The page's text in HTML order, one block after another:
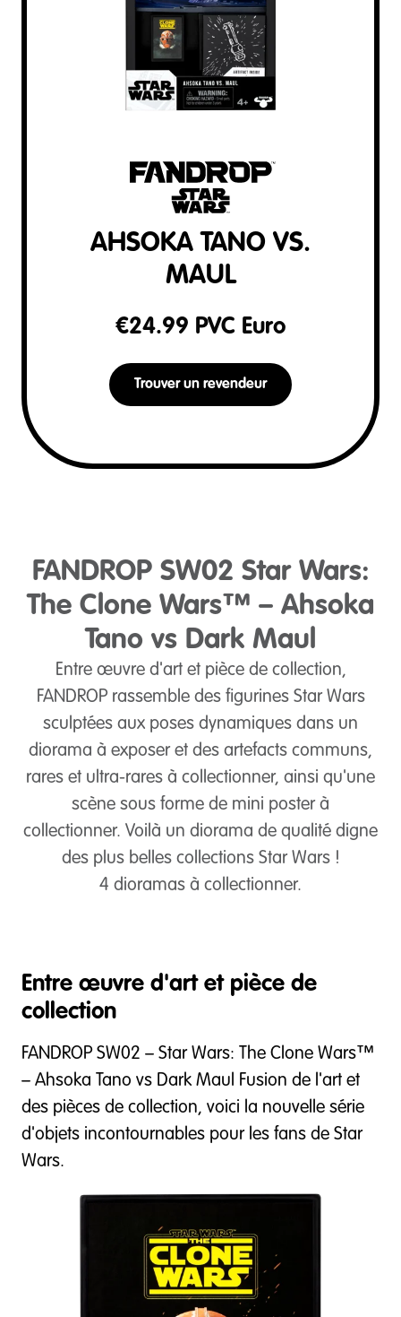
AHSOKA TANO VS.
MAUL
€24.99 PVC Euro
Trouver un revendeur
FANDROP SW02 Star Wars:
The Clone Wars™ – Ahsoka
Tano vs Dark Maul
Entre œuvre d'art et pièce de collection,
FANDROP rassemble des figurines Star Wars
sculptées aux poses dynamiques dans un
diorama à exposer et des artefacts communs,
rares et ultra-rares à collectionner, ainsi qu'une
scène sous forme de mini poster à
collectionner. Voilà un diorama de qualité digne
des plus belles collections Star Wars !
4 dioramas à collectionner.
Entre œuvre d'art et pièce de
collection
FANDROP SW02 – Star Wars: The Clone Wars™
– Ahsoka Tano vs Dark Maul Fusion de l'art et
des pièces de collection, voici la nouvelle série
d'objets incontournables pour les fans de Star
Wars.